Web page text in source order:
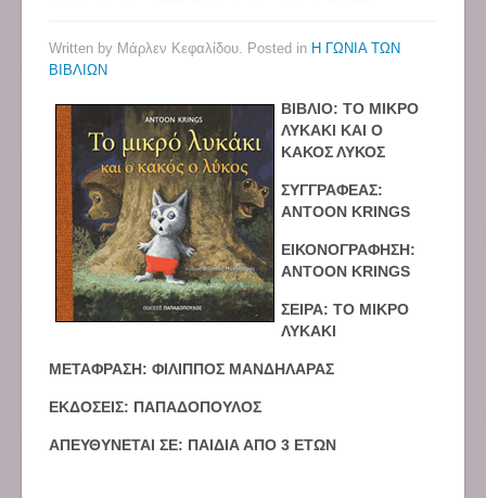
Written by Μάρλεν Κεφαλίδου. Posted in Η ΓΩΝΙΑ ΤΩΝ
ΒΙΒΛΙΩΝ
ΒΙΒΛΙΟ: ΤΟ ΜΙΚΡΟ
ΛΥΚΑΚΙ ΚΑΙ Ο
ΚΑΚΟΣ ΛΥΚΟΣ
ΣΥΓΓΡΑΦΕΑΣ:
ANTOON KRINGS
ΕΙΚΟΝΟΓΡΑΦΗΣΗ:
ANTOON KRINGS
ΣΕΙΡΑ: ΤΟ ΜΙΚΡΟ
ΛΥΚΑΚΙ
ΜΕΤΑΦΡΑΣΗ: ΦΙΛΙΠΠΟΣ ΜΑΝΔΗΛΑΡΑΣ
ΕΚΔΟΣΕΙΣ: ΠΑΠΑΔΟΠΟΥΛΟΣ
ΑΠΕΥΘΥΝΕΤΑΙ ΣΕ: ΠΑΙΔΙΑ ΑΠΟ 3 ΕΤΩΝ